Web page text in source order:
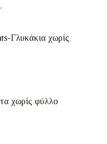
Γλυκάκια χωρίς
χωρίς φύλλο